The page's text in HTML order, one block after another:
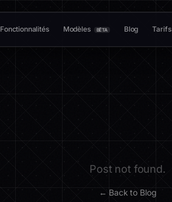
Fonctionnalités Modèles BÊTA Blog Tarifs
Post not found.
← Back to Blog